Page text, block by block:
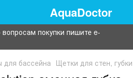
AquaDoctor
покупки пишите e-
для бассейна Щетки для стен, губки